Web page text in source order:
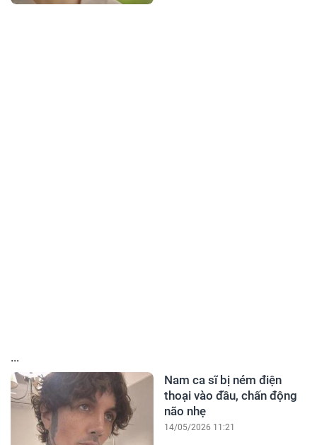
...
Nam ca sĩ bị ném điện
thoại vào đầu, chấn động
não nhẹ
14/05/2026 11:21